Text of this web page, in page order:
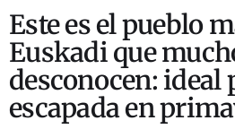
Este es el pueblo
Euskadi que
desconocen: ideal
escapada en